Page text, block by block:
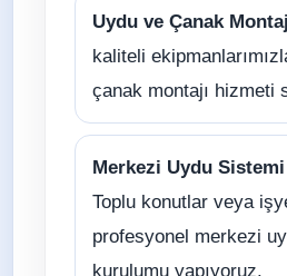
Uydu ve Çanak
kaliteli
çanak montajı hizmeti
Merkezi Uydu
Toplu konutlar veya
profesyonel merkezi
kurulumu yapıyoruz.